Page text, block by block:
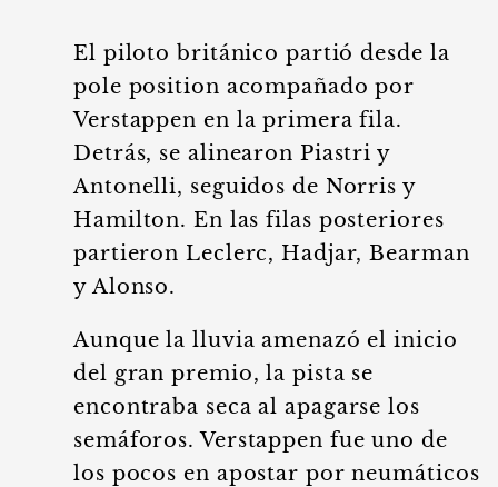
El piloto británico partió desde la
pole position acompañado por
Verstappen en la primera fila.
Detrás, se alinearon Piastri y
Antonelli, seguidos de Norris y
Hamilton. En las filas posteriores
partieron Leclerc, Hadjar, Bearman
y Alonso.
Aunque la lluvia amenazó el inicio
del gran premio, la pista se
encontraba seca al apagarse los
semáforos. Verstappen fue uno de
los pocos en apostar por neumáticos